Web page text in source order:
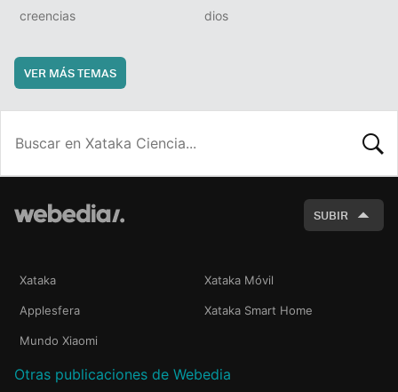
creencias dios
VER MÁS TEMAS
SUBIR
Xataka Xataka Móvil
Applesfera Xataka Smart Home
Mundo Xiaomi
Otras publicaciones de Webedia